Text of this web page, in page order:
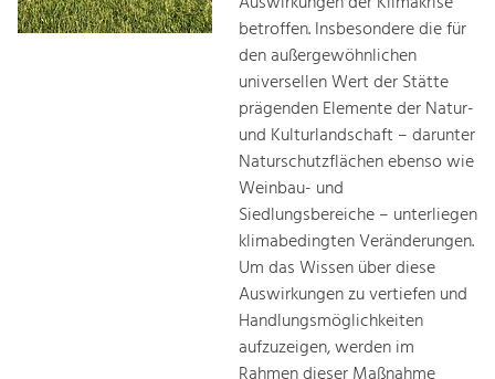
Integration
Mobilität & Energie
Klimawandel, öffentlicher Verkehr und
Steigerung regionaler Wertschöpfung
betroffen. Insbesondere die für
den außergewöhnlichen
universellen Wert der Stätte
prägenden Elemente der Natur-
und Kulturlandschaft – darunter
Naturschutzflächen ebenso wie
Weinbau- und
Siedlungsbereiche – unterliegen
klimabedingten Veränderungen.
Um das Wissen über diese
Auswirkungen zu vertiefen und
Handlungsmöglichkeiten
aufzuzeigen, werden im